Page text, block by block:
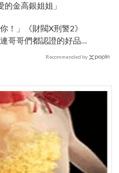
金高銀姐姐」
！」《財閥X刑警2》
哥哥們都認證的好品
Recommended by